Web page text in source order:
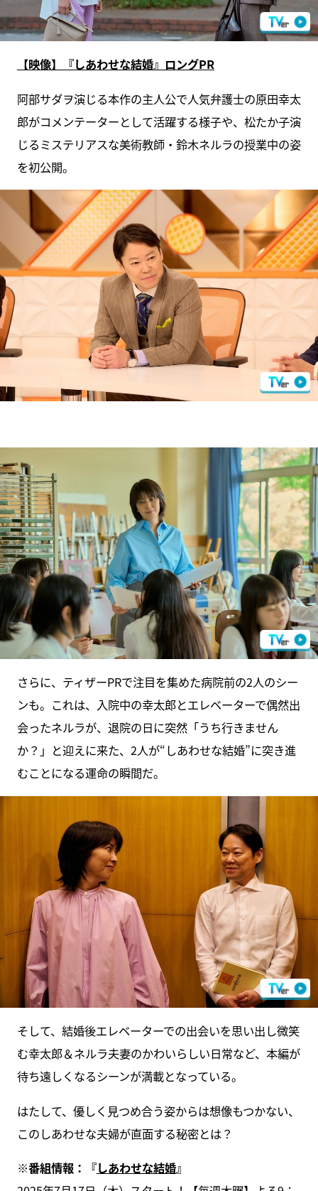
【映像】『しあわせな結婚』ロングPR
阿部サダヲ演じる本作の主人公で人気弁護士の原田幸太
郎がコメンテーターとして活躍する様子や、松たか子演
じるミステリアスな美術教師・鈴木ネルラの授業中の姿
を初公開。
さらに、ティザーPRで注目を集めた病院前の2人のシー
ンも。これは、入院中の幸太郎とエレベーターで偶然出
会ったネルラが、退院の日に突然「うち行きません
か？」と迎えに来た、2人が“しあわせな結婚”に突き進
むことになる運命の瞬間だ。
そして、結婚後エレベーターでの出会いを思い出し微笑
む幸太郎＆ネルラ夫妻のかわいらしい日常など、本編が
待ち遠しくなるシーンが満載となっている。
はたして、優しく見つめ合う姿からは想像もつかない、
このしあわせな夫婦が直面する秘密とは？
※番組情報：『しあわせな結婚』